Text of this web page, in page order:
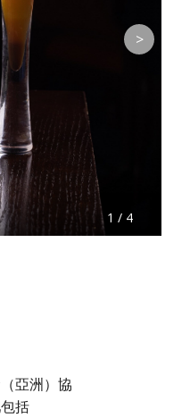
1 / 4
>
亞洲）協
括